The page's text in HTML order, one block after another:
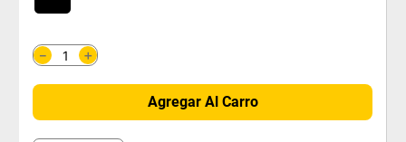
＋
－
Agregar Al Carro